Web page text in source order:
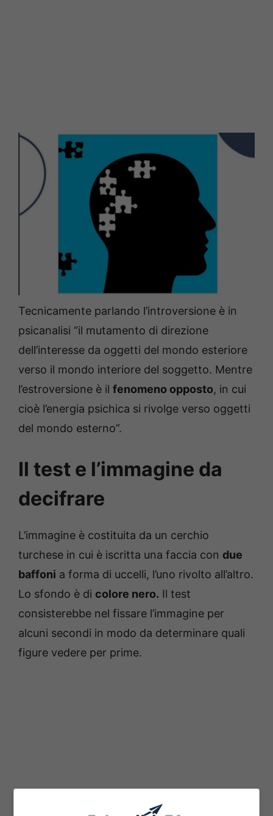
Tecnicamente parlando l’introversione è in
psicanalisi “il mutamento di direzione
dell’interesse da oggetti del mondo esteriore
verso il mondo interiore del soggetto. Mentre
l’estroversione è il fenomeno opposto, in cui
cioè l’energia psichica si rivolge verso oggetti
del mondo esterno”.
Il test e l’immagine da
decifrare
L’immagine è costituita da un cerchio
turchese in cui è iscritta una faccia con due
baffoni a forma di uccelli, l’uno rivolto all’altro.
Lo sfondo è di colore nero. Il test
consisterebbe nel fissare l’immagine per
alcuni secondi in modo da determinare quali
figure vedere per prime.